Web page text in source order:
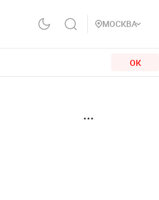
МОСКВА
ОК